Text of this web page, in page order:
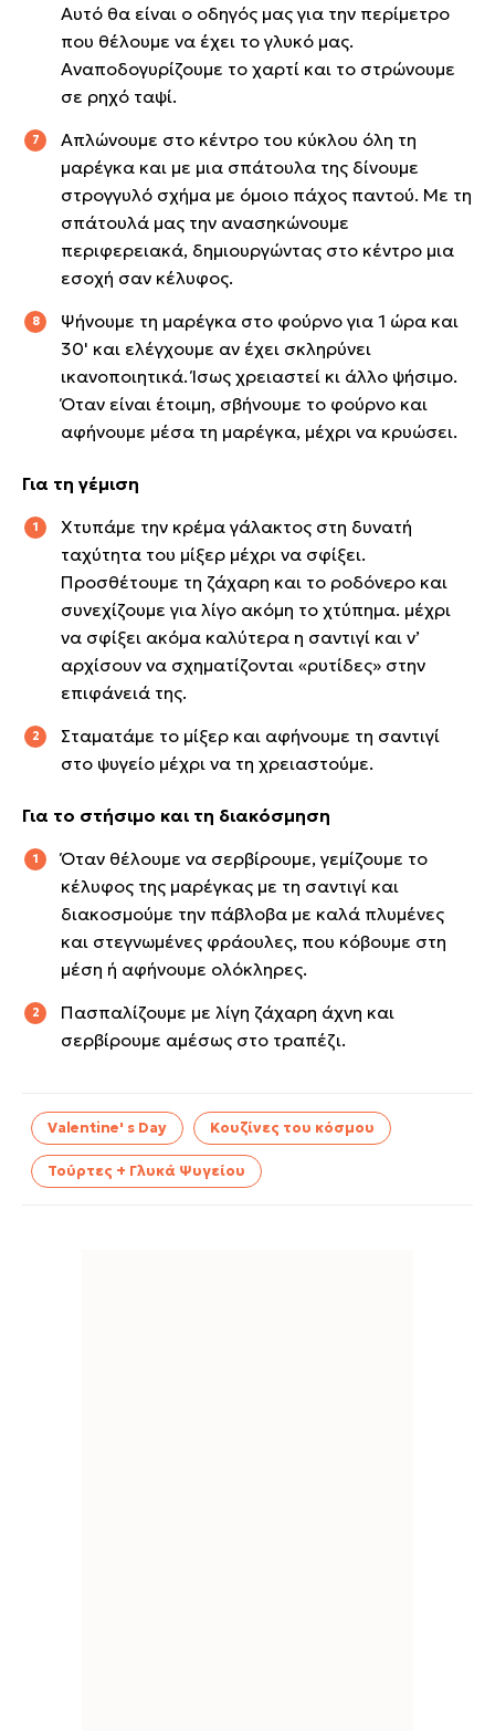
Αυτό θα είναι ο οδηγός μας για την περίμετρο
που θέλουμε να έχει το γλυκό μας.
Αναποδογυρίζουμε το χαρτί και το στρώνουμε
σε ρηχό ταψί.
Απλώνουμε στο κέντρο του κύκλου όλη τη
μαρέγκα και με μια σπάτουλα της δίνουμε
στρογγυλό σχήμα με όμοιο πάχος παντού. Με τη
σπάτουλά μας την ανασηκώνουμε
περιφερειακά, δημιουργώντας στο κέντρο μια
εσοχή σαν κέλυφος.
Ψήνουμε τη μαρέγκα στο φούρνο για 1 ώρα και
30' και ελέγχουμε αν έχει σκληρύνει
ικανοποιητικά. Ίσως χρειαστεί κι άλλο ψήσιμο.
Όταν είναι έτοιμη, σβήνουμε το φούρνο και
αφήνουμε μέσα τη μαρέγκα, μέχρι να κρυώσει.
Για τη γέμιση
Χτυπάμε την κρέμα γάλακτος στη δυνατή
ταχύτητα του μίξερ μέχρι να σφίξει.
Προσθέτουμε τη ζάχαρη και το ροδόνερο και
συνεχίζουμε για λίγο ακόμη το χτύπημα. μέχρι
να σφίξει ακόμα καλύτερα η σαντιγί και ν’
αρχίσουν να σχηματίζονται «ρυτίδες» στην
επιφάνειά της.
Σταματάμε το μίξερ και αφήνουμε τη σαντιγί
στο ψυγείο μέχρι να τη χρειαστούμε.
Για το στήσιμο και τη διακόσμηση
Όταν θέλουμε να σερβίρουμε, γεμίζουμε το
κέλυφος της μαρέγκας με τη σαντιγί και
διακοσμούμε την πάβλοβα με καλά πλυμένες
και στεγνωμένες φράουλες, που κόβουμε στη
μέση ή αφήνουμε ολόκληρες.
Πασπαλίζουμε με λίγη ζάχαρη άχνη και
σερβίρουμε αμέσως στο τραπέζι.
Valentine' s Day Κουζίνες του κόσμου
Τούρτες + Γλυκά Ψυγείου